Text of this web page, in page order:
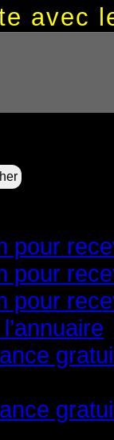
avec
pour
pour
pour